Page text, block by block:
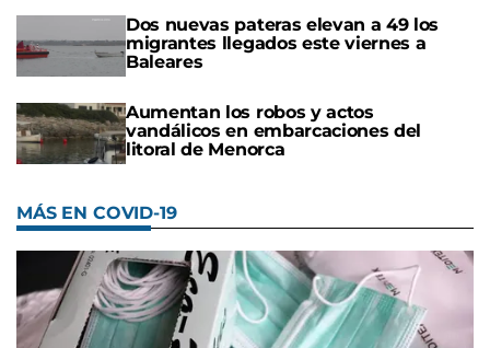
Dos nuevas pateras elevan a 49 los
migrantes llegados este viernes a
Baleares
Aumentan los robos y actos
vandálicos en embarcaciones del
litoral de Menorca
MÁS EN COVID-19